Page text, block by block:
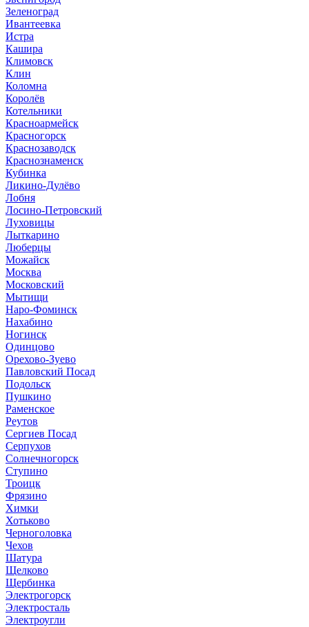
Зеленоград
Ивантеевка
Истра
Кашира
Климовск
Клин
Коломна
Королёв
Котельники
Красноармейск
Красногорск
Краснозаводск
Краснознаменск
Кубинка
Ликино-Дулёво
Лобня
Лосино-Петровский
Луховицы
Лыткарино
Люберцы
Можайск
Москва
Московский
Мытищи
Наро-Фоминск
Нахабино
Ногинск
Одинцово
Орехово-Зуево
Павловский Посад
Подольск
Пушкино
Раменское
Реутов
Сергиев Посад
Серпухов
Солнечногорск
Ступино
Троицк
Фрязино
Химки
Хотьково
Черноголовка
Чехов
Шатура
Щелково
Щербинка
Электрогорск
Электросталь
Электроугли